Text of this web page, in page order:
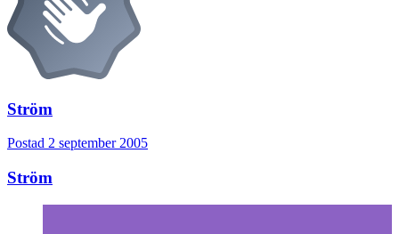
Ström
Postad 2 september 2005
Ström